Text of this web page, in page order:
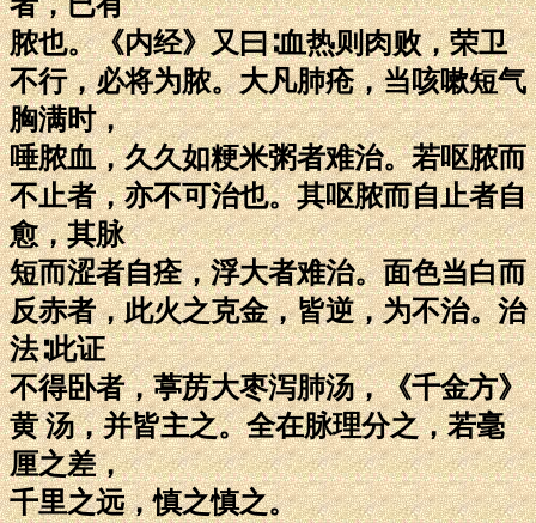
脓也。《内经》又曰∶血热则肉败，荣卫
不行，必将为脓。大凡肺疮，当咳嗽短气
胸满时，
唾脓血，久久如粳米粥者难治。若呕脓而
不止者，亦不可治也。其呕脓而自止者自
愈，其脉
短而涩者自痊，浮大者难治。面色当白而
反赤者，此火之克金，皆逆，为不治。治
法∶此证
不得卧者，葶苈大枣泻肺汤，《千金方》
黄 汤，并皆主之。全在脉理分之，若毫
厘之差，
千里之远，慎之慎之。